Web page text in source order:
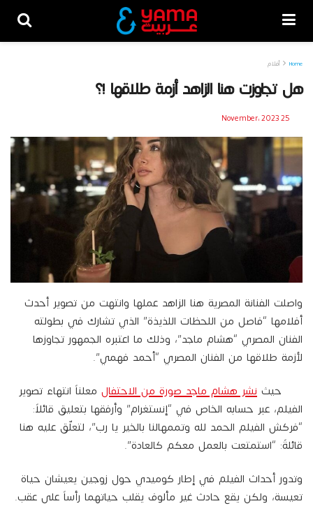
Home أفلام
هل تجاوزت هنا الزاهد أزمة طلاقها !؟
25 November، 2023
واصلت الفنانة المصرية هنا الزاهد عملها وانتهت من تصوير أحدث
أفلامها “فاصل من اللحظات اللذيذة” الذي تشارك في بطولته
الفنان المصري “هشام ماجد”، وذلك ما اعتبره الجمهور تجاوزها
لأزمة طلاقها من الفنان المصري “أحمد فهمي”.
حيث نشر هشام ماجد صورة من الاحتفال معلناً انتهاء تصوير
الفيلم، عبر حسابه الخاص في “إنستغرام” وأرفقها بتعليق قائلاً:
“فركش الفيلم الحمد لله وتممهالنا بالخير يا رب”، لتعلّق عليه هنا
قائلةً: “استمتعت بالعمل معكم كالعادة”.
وتدور أحداث الفيلم في إطار كوميدي حول زوجين يعيشان حياة
تعيسة، ولكن يقع حادث غير مألوف يقلب حياتهما رأساً على عقب.